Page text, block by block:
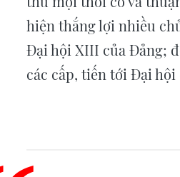
hiện thắng lợi nhiều
Đại hội XIII của Đảng;
các cấp, tiến tới Đại